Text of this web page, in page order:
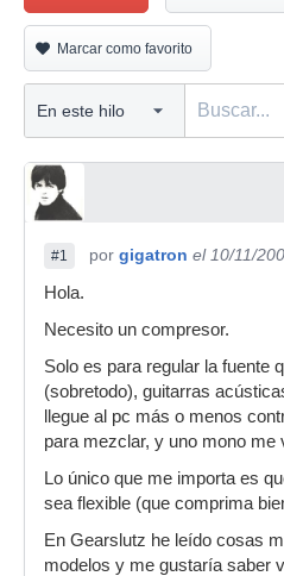
Marcar como favorito
#1 por gigatron el 10/11/
Hola.
Necesito un compresor.
Solo es para regular la fuente
(sobretodo), guitarras
llegue al pc más o menos
para mezclar, y uno mono me
Lo único que me importa es
sea flexible (que comprima
En Gearslutz he leído cosas
modelos y me gustaría saber